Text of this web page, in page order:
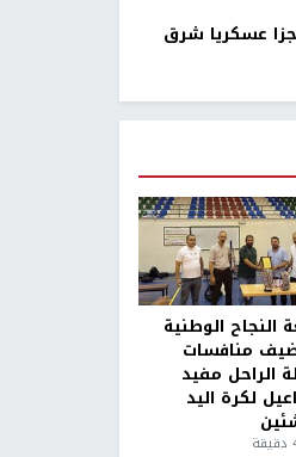
عسكريا شرق
النجاح الوطنية
منافسات
الراحل مفيد
لكرة اليد